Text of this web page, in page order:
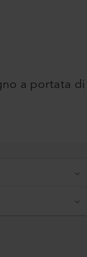
a portata di